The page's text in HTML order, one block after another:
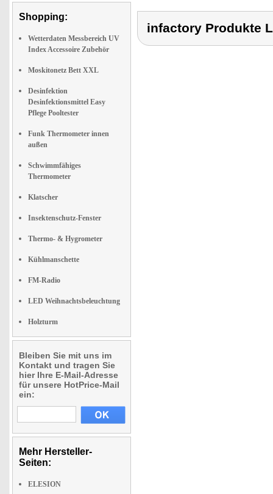
Shopping:
Wetterdaten Messbereich UV
Index Accessoire Zubehör
Moskitonetz Bett XXL
Desinfektion
Desinfektionsmittel Easy
Pflege Pooltester
Funk Thermometer innen
außen
Schwimmfähiges
Thermometer
Klatscher
Insektenschutz-Fenster
Thermo- & Hygrometer
Kühlmanschette
FM-Radio
LED Weihnachtsbeleuchtung
Holzturm
Bleiben Sie mit uns im
Kontakt und tragen Sie
hier Ihre E-Mail-Adresse
für unsere HotPrice-Mail
ein:
Mehr Hersteller-
Seiten:
ELESION
infactory Produkte